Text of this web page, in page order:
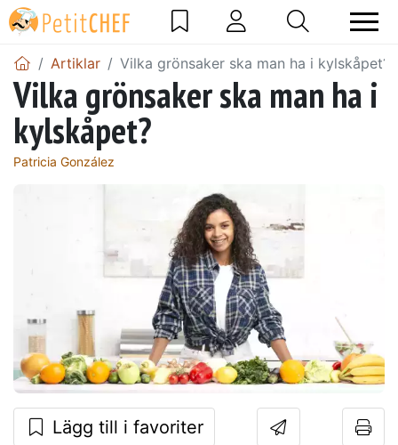
Artiklar Vilka grönsaker ska man ha i kylskåpet?
Vilka grönsaker ska man ha i
kylskåpet?
Patricia González
Lägg till i favoriter